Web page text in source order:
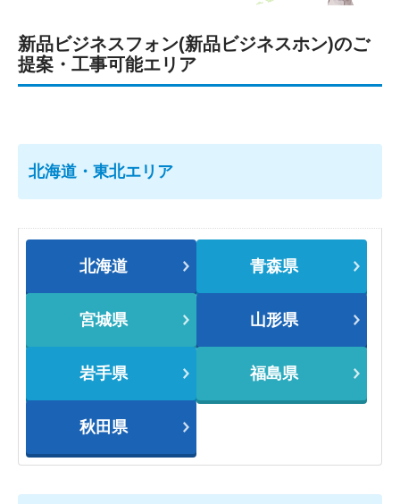
新品ビジネスフォン(新品ビジネスホン)のご
提案・工事可能エリア
北海道・東北エリア
北海道 青森県
宮城県 山形県
岩手県 福島県
秋田県